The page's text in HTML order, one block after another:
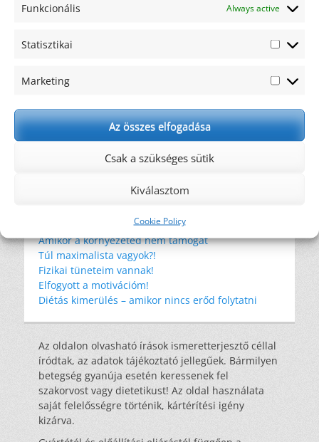
Funkcionális Always active
Statisztikai
Marketing
Az összes elfogadása
Csak a szükséges sütik
Kiválasztom
Cookie Policy
elakadás
kreatív
rostok oldódó rostok recept rostfogyasztás
rostok rosttartalmú ételek
tudományos eredmények WHO
Legutóbbi bejegyzések
Amikor a környezeted nem támogat
Túl maximalista vagyok?!
Fizikai tüneteim vannak!
Elfogyott a motivációm!
Diétás kimerülés – amikor nincs erőd folytatni
Az oldalon olvasható írások ismeretterjesztő céllal
íródtak, az adatok tájékoztató jellegűek. Bármilyen
betegség gyanúja esetén keressenek fel
szakorvost vagy dietetikust! Az oldal használata
saját felelősségre történik, kártérítési igény
kizárva.